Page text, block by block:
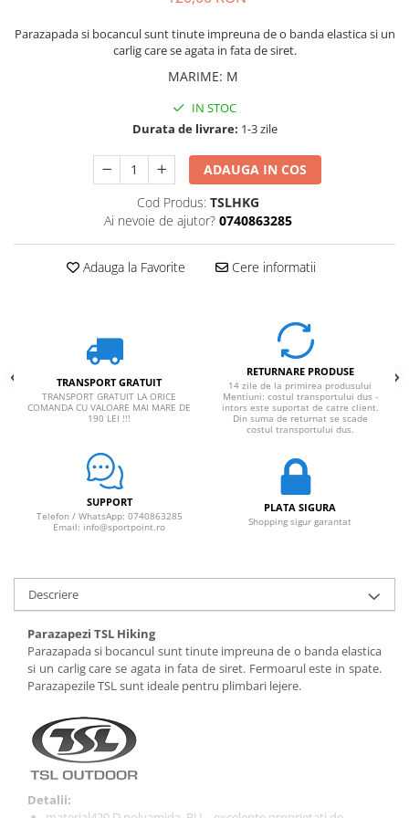
Parazapada si bocancul sunt tinute impreuna de o banda elastica si un
carlig care se agata in fata de siret.
MARIME: M
IN STOC
Durata de livrare: 1-3 zile
ADAUGA IN COS
Cod Produs: TSLHKG
Ai nevoie de ajutor? 0740863285
Adauga la Favorite Cere informatii
TRANSPORT GRATUIT
TRANSPORT GRATUIT LA ORICE
COMANDA CU VALOARE MAI MARE DE
190 LEI !!!
RETURNARE PRODUSE
14 zile de la primirea produsului
Mentiuni: costul transportului dus -
intors este suportat de catre client.
Din suma de returnat se scade
costul transportului dus.
SUPPORT
Telefon / WhatsApp: 0740863285
Email: info@sportpoint.ro
PLATA SIGURA
Shopping sigur garantat
Descriere
Parazapezi TSL Hiking
Parazapada si bocancul sunt tinute impreuna de o banda elastica
si un carlig care se agata in fata de siret. Fermoarul este in spate.
Parazapezile TSL sunt ideale pentru plimbari lejere.
Detalii: